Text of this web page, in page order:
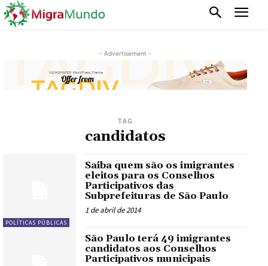
- Advertisement -
TAG
candidatos
POLÍTICAS PÚBLICAS
Saiba quem são os imigrantes
eleitos para os Conselhos
Participativos das
Subprefeituras de São Paulo
1 de abril de 2014
São Paulo terá 49 imigrantes
candidatos aos Conselhos
Participativos municipais